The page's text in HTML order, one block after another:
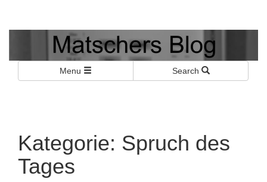
Matschers Blog
Menu Search
Kategorie: Spruch des
Tages